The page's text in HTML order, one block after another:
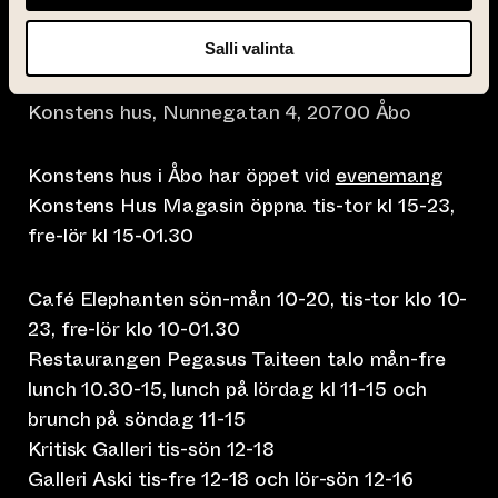
Salli valinta
info@taiteentalo.fi
Konstens hus, Nunnegatan 4, 20700 Åbo
Konstens hus i Åbo har öppet vid evenemang
Konstens Hus Magasin öppna tis-tor kl 15-23,
fre-lör kl 15-01.30
Café Elephanten sön-mån 10-20, tis-tor klo 10-
23, fre-lör klo 10-01.30
Restaurangen Pegasus Taiteen talo mån-fre
lunch 10.30-15, lunch på lördag kl 11-15 och
brunch på söndag 11-15
Kritisk Galleri tis-sön 12-18
Galleri Aski tis-fre 12-18 och lör-sön 12-16